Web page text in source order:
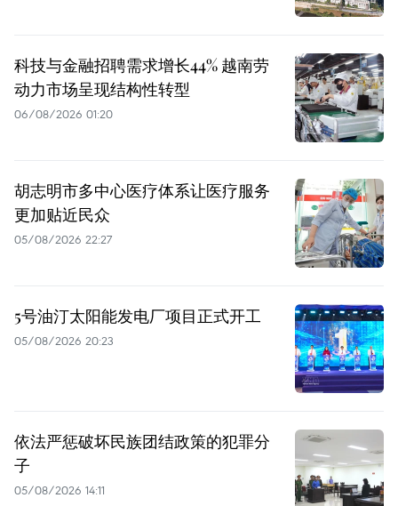
科技与金融招聘需求增长44% 越南劳
动力市场呈现结构性转型
06/08/2026 01:20
胡志明市多中心医疗体系让医疗服务
更加贴近民众
05/08/2026 22:27
5号油汀太阳能发电厂项目正式开工
05/08/2026 20:23
依法严惩破坏民族团结政策的犯罪分
子
05/08/2026 14:11